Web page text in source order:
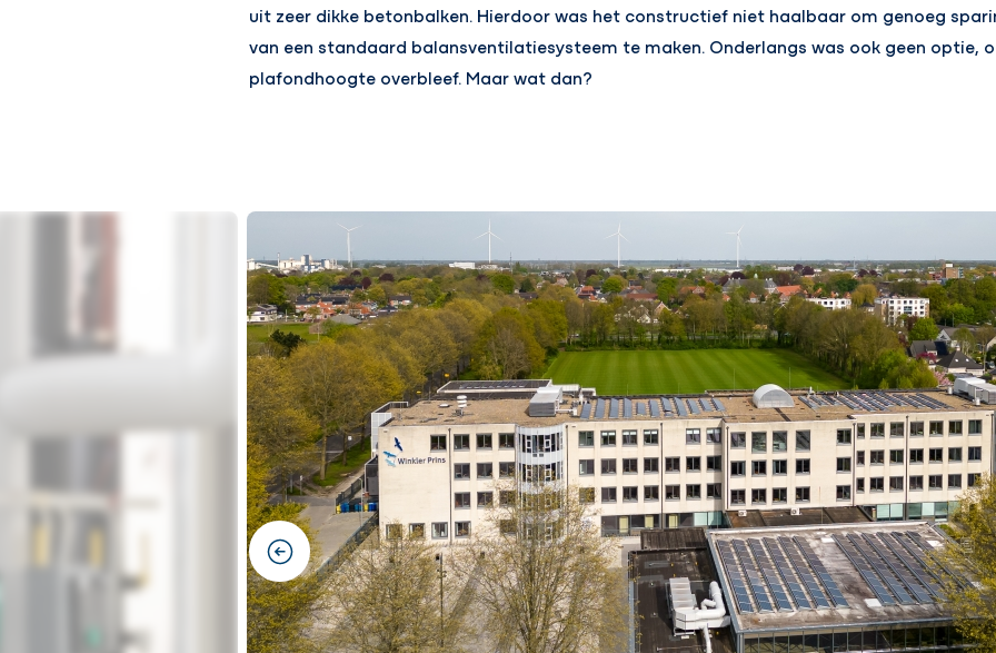
uit zeer dikke betonbalken. Hierdoor was het constructief niet haalbaar om genoeg
van een standaard balansventilatiesysteem te maken. Onderlangs was ook geen optie,
plafondhoogte overbleef. Maar wat dan?
previous